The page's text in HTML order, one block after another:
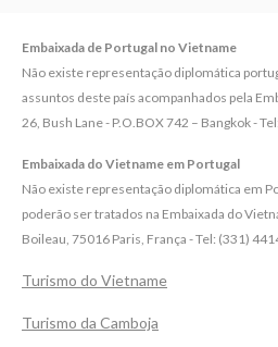
Embaixada de Portugal no Vietname
Não existe representação diplomática
assuntos deste país acompanhados pela
26, Bush Lane - P.O.BOX 742 – Bangkok -
Embaixada do Vietname em Portugal
Não existe representação diplomática em
poderão ser tratados na Embaixada do
Boileau, 75016 Paris, França - Tel: (331)
Turismo do Vietname
Turismo da Camboja